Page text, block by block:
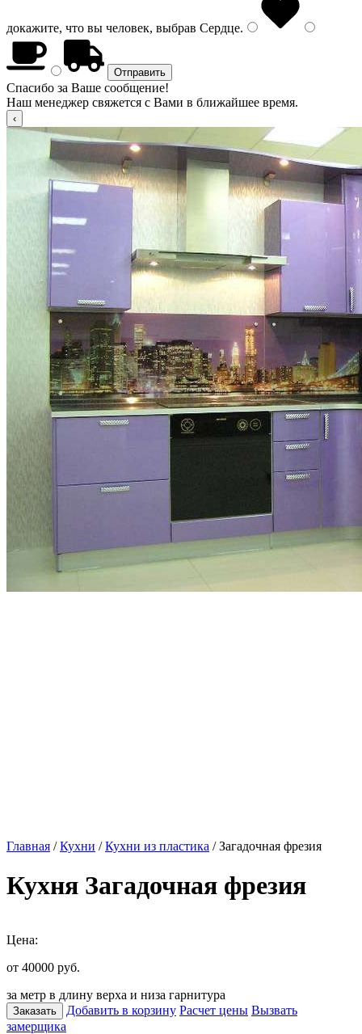
докажите, что вы человек, выбрав Сердце.
Спасибо за Ваше сообщение!
Наш менеджер свяжется с Вами в ближайшее время.
Главная /Кухни /Кухни из пластика / Загадочная фрезия
Кухня Загадочная фрезия
Цена:
от 40000 руб.
за метр в длину верха и низа гарнитура
Заказать Добавить в корзину Расчет цены Вызвать
замерщика